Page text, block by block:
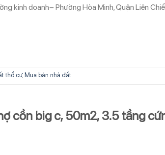
kinh doanh– Phường Hòa Minh, Quận Liên
thổ cư, Mua bán nhà đất
cồn big c, 50m2, 3.5 tầng